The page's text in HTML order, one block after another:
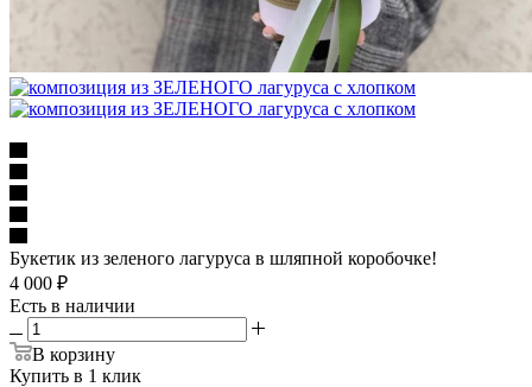
Букетик из зеленого лагуруса в шляпной коробочке!
4 000 ₽
Есть в наличии
В корзину
Купить в 1 клик